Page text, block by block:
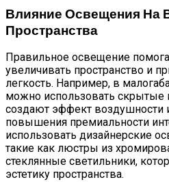
Влияние Освещения На
Пространства
Правильное освещение
увеличивать пространство и
легкость. Например, в
можно использовать скрытые
создают эффект воздушности
повышения премиальности
использовать дизайнерские
такие как люстры из
стеклянные светильники,
эстетику пространства.